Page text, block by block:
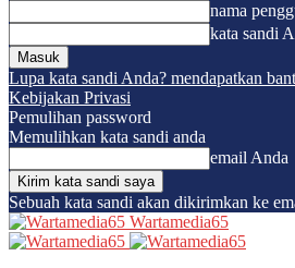
nama
kata sandi
Lupa kata sandi Anda? mendapatkan
Kebijakan Privasi
Pemulihan password
Memulihkan kata sandi anda
email Anda
Sebuah kata sandi akan dikirimkan ke
Wartamedia65